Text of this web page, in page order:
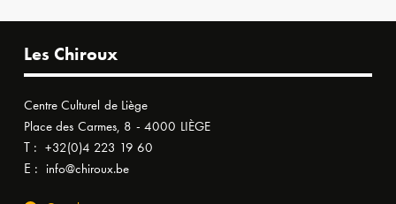
Les Chiroux
Centre Culturel de Liège
Place des Carmes, 8 - 4000 LIÈGE
T : +32(0)4 223 19 60
E : info@chiroux.be